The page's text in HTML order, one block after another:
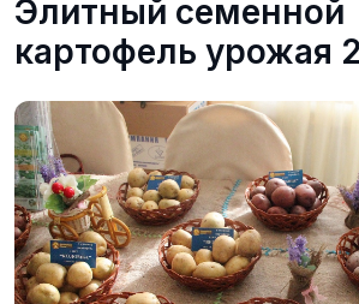
Элитный семенной
картофель урожая